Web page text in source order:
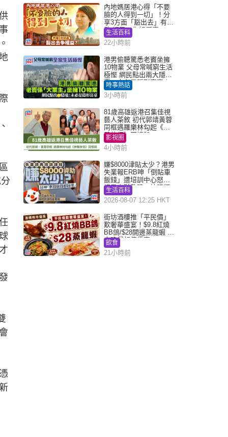
內地媽居港心得「不要
臉的人得到一切」！分
享3方面「豁出去」有著
數 網民：你好厲害
生活百科
22小時前
港男偷聽驚悉老竇坐擁
10物業 父母常喊窮生活
極慳 網民點出兩大隱
憂：未必是隱形富豪｜
Juicy叮
時事熱話
3小時前
81歲高雄返港召集佳視
藝人茶敘 初代郭靖黃蓉
同框遇羅樂林勾起《神
鵰俠侶》回憶殺
影視圈
4小時前
嫌$8000津貼太少？港男
失業報ERB呻「倒貼車
飯錢」遭培訓中心怒轟
網民幽默教路：揀呢類
課程唔會蝕...
生活百科
2026-08-07 12:25 HKT
街坊酒樓推「平民價」
歎奢華盛宴！$9.8紅燒
BB鴿/$28開邊蒸龍蝦 3
大晚餐超值優惠
飲食
21小時前